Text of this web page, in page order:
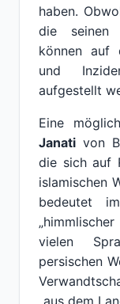
haben.
die seinen
können auf
und
aufgestellt
Eine
Janati von
die sich auf
islamischen
bedeutet
vielen
persischen
„aus dem